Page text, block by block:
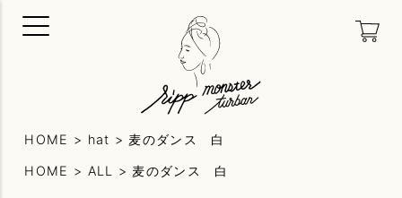
HOME hat 麦のダンス 白
HOME ALL 麦のダンス 白